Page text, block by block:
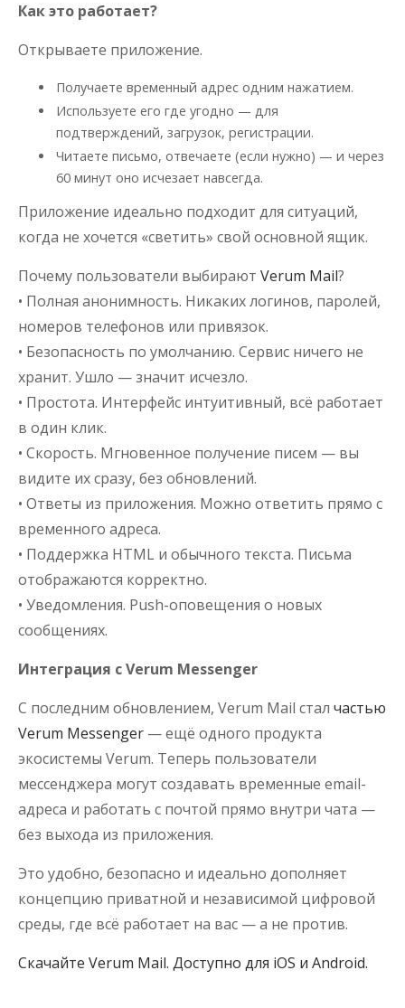
Как это работает?
Открываете приложение.
Получаете временный адрес одним нажатием.
Используете его где угодно — для
подтверждений, загрузок, регистрации.
Читаете письмо, отвечаете (если нужно) — и через
60 минут оно исчезает навсегда.
Приложение идеально подходит для ситуаций,
когда не хочется «светить» свой основной ящик.
Почему пользователи выбирают Verum Mail?
• Полная анонимность. Никаких логинов, паролей,
номеров телефонов или привязок.
• Безопасность по умолчанию. Сервис ничего не
хранит. Ушло — значит исчезло.
• Простота. Интерфейс интуитивный, всё работает
в один клик.
• Скорость. Мгновенное получение писем — вы
видите их сразу, без обновлений.
• Ответы из приложения. Можно ответить прямо с
временного адреса.
• Поддержка HTML и обычного текста. Письма
отображаются корректно.
• Уведомления. Push-оповещения о новых
сообщениях.
Интеграция с Verum Messenger
С последним обновлением, Verum Mail стал частью
Verum Messenger — ещё одного продукта
экосистемы Verum. Теперь пользователи
мессенджера могут создавать временные email-
адреса и работать с почтой прямо внутри чата —
без выхода из приложения.
Это удобно, безопасно и идеально дополняет
концепцию приватной и независимой цифровой
среды, где всё работает на вас — а не против.
Скачайте Verum Mail. Доступно для iOS и Android.